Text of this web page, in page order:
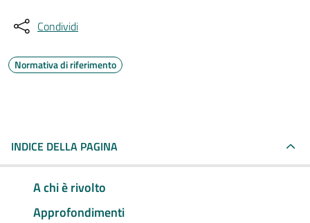
Condividi
Normativa di riferimento
INDICE DELLA PAGINA
A chi è rivolto
Approfondimenti